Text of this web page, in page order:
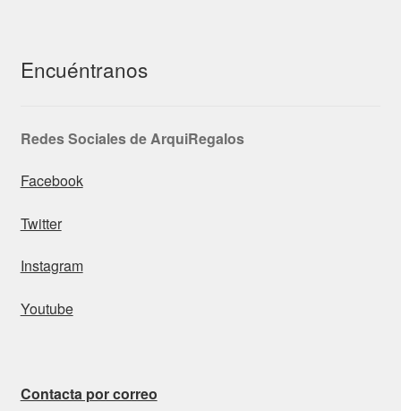
Encuéntranos
Redes Sociales de ArquiRegalos
Facebook
Twitter
Instagram
Youtube
Contacta por correo